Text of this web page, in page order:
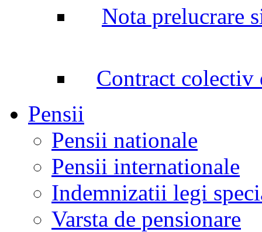
Nota prelucrare
Contract colectiv
Pensii
Pensii nationale
Pensii internationale
Indemnizatii legi
Varsta de pensionare